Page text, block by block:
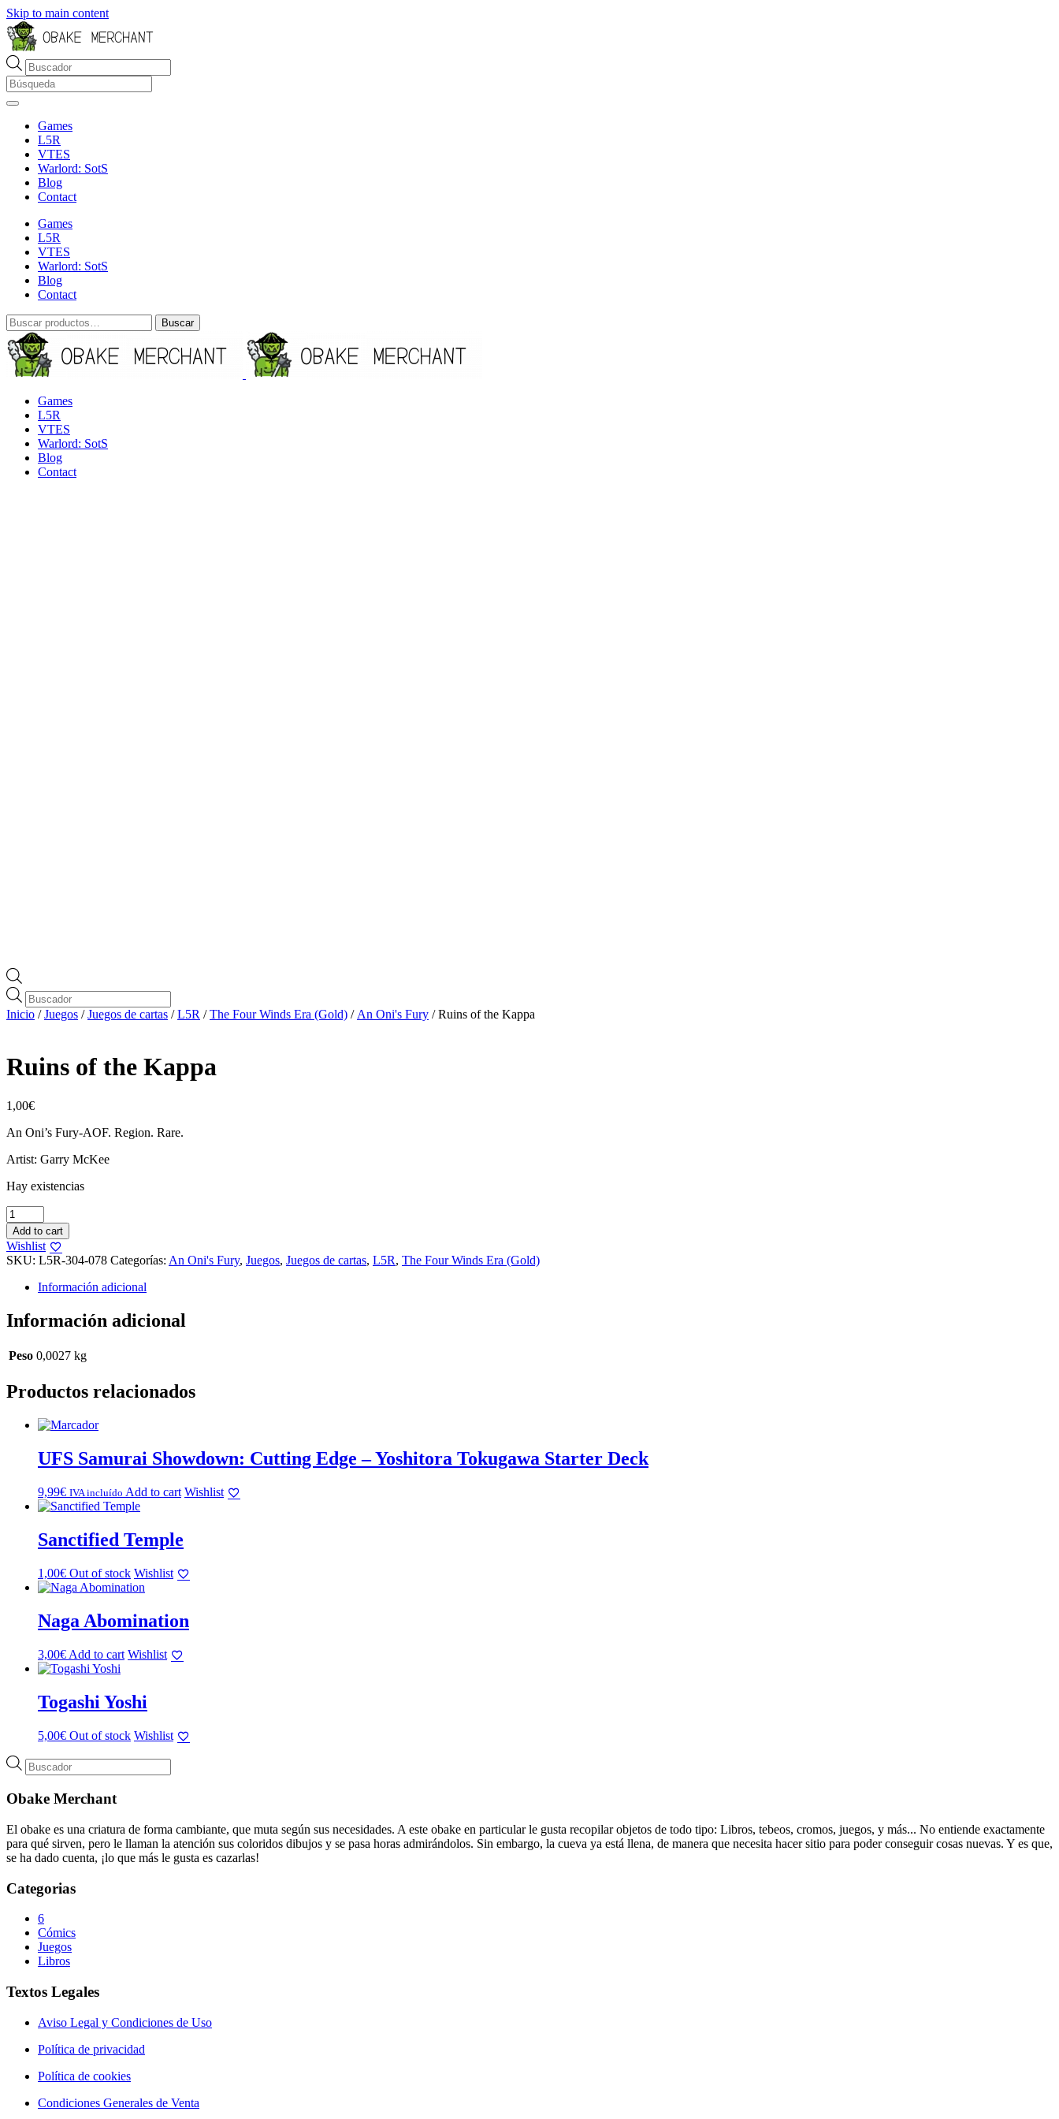
Skip to main content
Búsqueda
de
productos
Games
L5R
VTES
Warlord: SotS
Blog
Contact
Games
L5R
VTES
Warlord: SotS
Blog
Contact
Buscar
por:
Buscar
Games
L5R
VTES
Warlord: SotS
Blog
Contact
Búsqueda
de
productos
Inicio /Juegos /Juegos de cartas /L5R /The Four Winds Era (Gold) / An Oni's Fury / Ruins of the Kappa
Ruins of the Kappa
1,00€
An Oni’s Fury-AOF. Region. Rare.
Artist: Garry McKee
Hay existencias
Ruins
of
the
Kappa
cantidad
Add to cart
Wishlist
SKU: L5R-304-078 Categorías: An Oni's Fury, Juegos, Juegos de cartas, L5R, The Four Winds Era (Gold)
Información adicional
Información adicional
Peso 0,0027 kg
Productos relacionados
UFS Samurai Showdown: Cutting Edge – Yoshitora Tokugawa Starter Deck
9,99€ IVA incluído Add to cart Wishlist
Sanctified Temple
1,00€ Out of stock Wishlist
Naga Abomination
3,00€ Add to cart Wishlist
Togashi Yoshi
5,00€ Out of stock Wishlist
Búsqueda
de
Obake Merchant
El obake es una criatura de forma cambiante, que muta según sus necesidades. A este obake en particular le gusta recopilar objetos de todo tipo: Libros, tebeos, cromos, juegos, y más... No entiende exactamente
para qué sirven, pero le llaman la atención sus coloridos dibujos y se pasa horas admirándolos. Sin embargo, la cueva ya está llena, de manera que necesita hacer sitio para poder conseguir cosas nuevas. Y es que,
se ha dado cuenta, ¡lo que más le gusta es cazarlas!
Categorias
6
Cómics
Juegos
Libros
Textos Legales
Aviso Legal y Condiciones de Uso
Política de privacidad
Política de cookies
Condiciones Generales de Venta